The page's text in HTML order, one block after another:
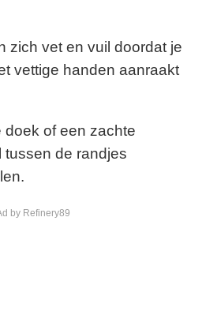
zich vet en vuil doordat je
vettige handen aanraakt
doek of een zachte
tussen de randjes
by Refinery89